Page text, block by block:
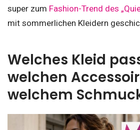
super zum Fashion-Trend des
mit sommerlichen Kleidern
Welches Kleid
welchen
welchem